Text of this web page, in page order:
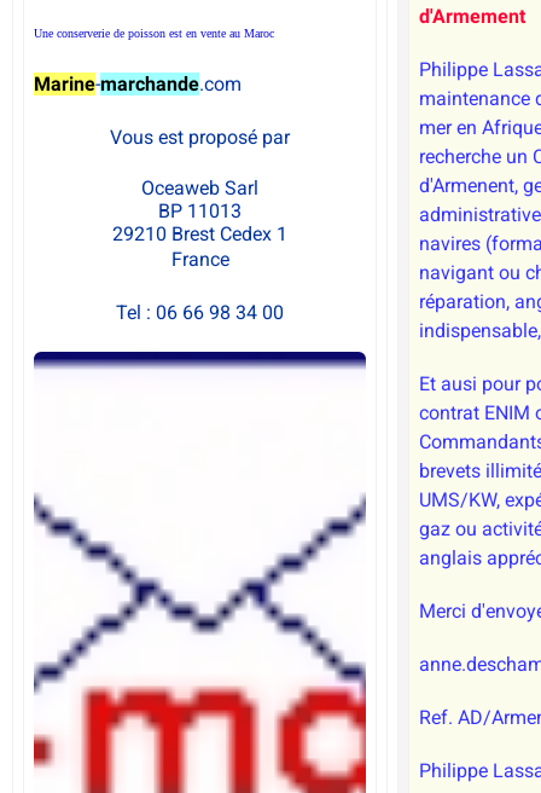
Une conserverie de poisson est en vente au Maroc
Marine-marchande.com
Vous est proposé par
Oceaweb Sarl
BP 11013
29210 Brest Cedex 1
France
Tel : 06 66 98 34 00
d'Armement
Philippe
maintenance
mer en
recherche un
d'Armenent,
navires
navigant ou
réparation,
Et ausi pour
contrat ENIM
brevets
UMS/KW,
gaz ou
anglais
Merci
Ref. AD/
Philippe